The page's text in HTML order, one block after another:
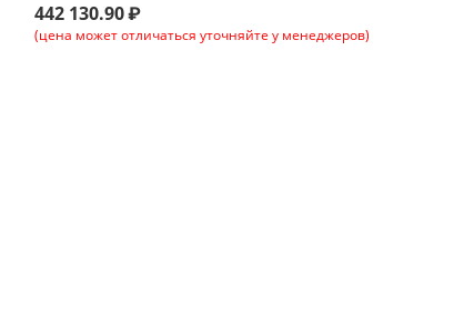
442 130.90₽
(цена может отличаться уточняйте у менеджеров)